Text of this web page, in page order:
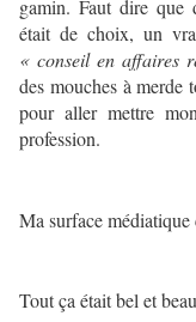
gamin. Faut dire que
était de choix, un
« conseil en affaires
des mouches à merde
pour aller mettre
profession.
Ma surface médiatique
Tout ça était bel et